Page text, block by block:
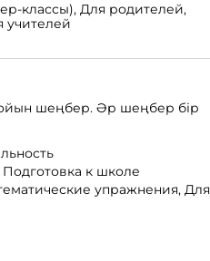
классы), Для родителей,
учителей
шеңбер. Әр шеңбер бір
Подготовка к школе
упражнения, Для